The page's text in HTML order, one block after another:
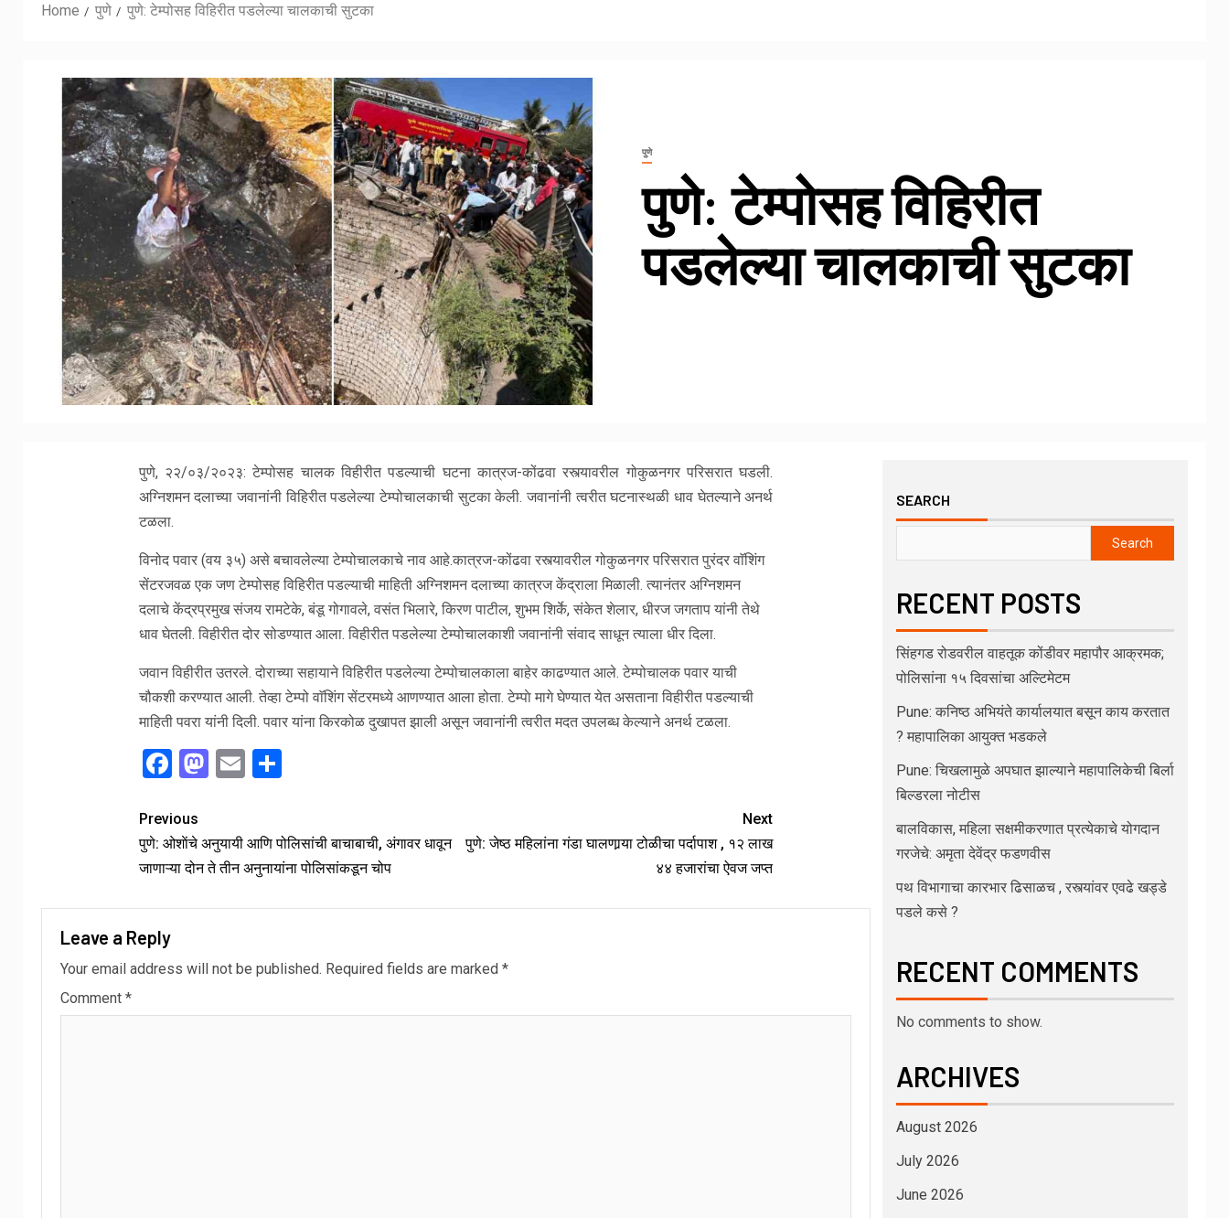
Home पुणे पुणे: टेम्पोसह विहिरीत पडलेल्या चालकाची सुटका
पुणे
पुणे: टेम्पोसह विहिरीत
पडलेल्या चालकाची सुटका
पुणे, २२/०३/२०२३: टेम्पोसह चालक विहीरीत पडल्याची घटना कात्रज-कोंढवा रस्त्यावरील गोकुळनगर परिसरात घडली.
अग्निशमन दलाच्या जवानांनी विहिरीत पडलेल्या टेम्पोचालकाची सुटका केली. जवानांनी त्वरीत घटनास्थळी धाव घेतल्याने अनर्थ
टळला.
विनोद पवार (वय ३५) असे बचावलेल्या टेम्पोचालकाचे नाव आहे.कात्रज-कोंढवा रस्त्यावरील गोकुळनगर परिसरात पुरंदर वाॅशिंग
सेंटरजवळ एक जण टेम्पोसह विहिरीत पडल्याची माहिती अग्निशमन दलाच्या कात्रज केंद्राला मिळाली. त्यानंतर अग्निशमन
दलाचे केंद्रप्रमुख संजय रामटेके, बंडू गोगावले, वसंत भिलारे, किरण पाटील, शुभम शिर्के, संकेत शेलार, धीरज जगताप यांनी तेथे
धाव घेतली. विहीरीत दोर सोडण्यात आला. विहीरीत पडलेल्या टेम्पोचालकाशी जवानांनी संवाद साधून त्याला धीर दिला.
जवान विहीरीत उतरले. दोराच्या सहायाने विहिरीत पडलेल्या टेम्पोचालकाला बाहेर काढण्यात आले. टेम्पोचालक पवार याची
चौकशी करण्यात आली. तेव्हा टेम्पो वाॅशिंग सेंटरमध्ये आणण्यात आला होता. टेम्पाे मागे घेण्यात येत असताना विहीरीत पडल्याची
माहिती पवरा यांनी दिली. पवार यांना किरकोळ दुखापत झाली असून जवानांनी त्वरीत मदत उपलब्ध केल्याने अनर्थ टळला.
Facebook
Mastodon
Email
Previous
पुणे: ओशाेंचे अनुयायी आणि पोलिसांची बाचाबाची, अंगावर धावून
जाणाऱ्या दोन ते तीन अनुनायांना पोलिसांकडून चोप
Next
पुणे: जेष्ठ महिलांना गंडा घालणार्‍या टोळीचा पर्दापाश , १२ लाख
४४ हजारांचा ऐवज जप्त
Leave a Reply
Your email address will not be published. Required fields are marked *
Comment *
SEARCH
Search
RECENT POSTS
सिंहगड रोडवरील वाहतूक कोंडीवर महापौर आक्रमक;
पोलिसांना १५ दिवसांचा अल्टिमेटम
Pune: कनिष्ठ अभियंते कार्यालयात बसून काय करतात
? महापालिका आयुक्त भडकले
Pune: चिखलामुळे अपघात झाल्याने महापालिकेची बिर्ला
बिल्डरला नोटीस
बालविकास, महिला सक्षमीकरणात प्रत्येकाचे योगदान
गरजेचे: अमृता देवेंद्र फडणवीस
पथ विभागाचा कारभार ढिसाळच , रस्त्यांवर एवढे खड्डे
पडले कसे ?
RECENT COMMENTS
No comments to show.
ARCHIVES
August 2026
July 2026
June 2026